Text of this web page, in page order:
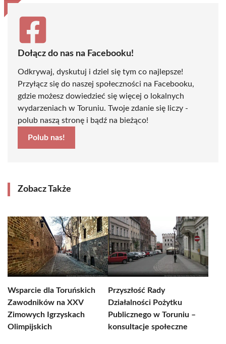
Dołącz do nas na Facebooku!
Odkrywaj, dyskutuj i dziel się tym co najlepsze!
Przyłącz się do naszej społeczności na Facebooku,
gdzie możesz dowiedzieć się więcej o lokalnych
wydarzeniach w Toruniu. Twoje zdanie się liczy -
polub naszą stronę i bądź na bieżąco!
Polub nas!
Zobacz Także
Wsparcie dla Toruńskich
Zawodników na XXV
Zimowych Igrzyskach
Olimpijskich
Przyszłość Rady
Działalności Pożytku
Publicznego w Toruniu –
konsultacje społeczne